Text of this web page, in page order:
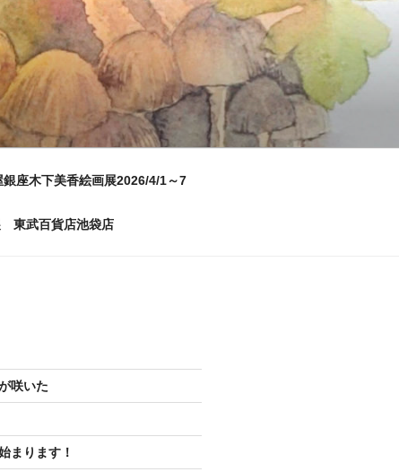
銀座木下美香絵画展2026/4/1～7
武百貨店池袋店
咲いた
まります！